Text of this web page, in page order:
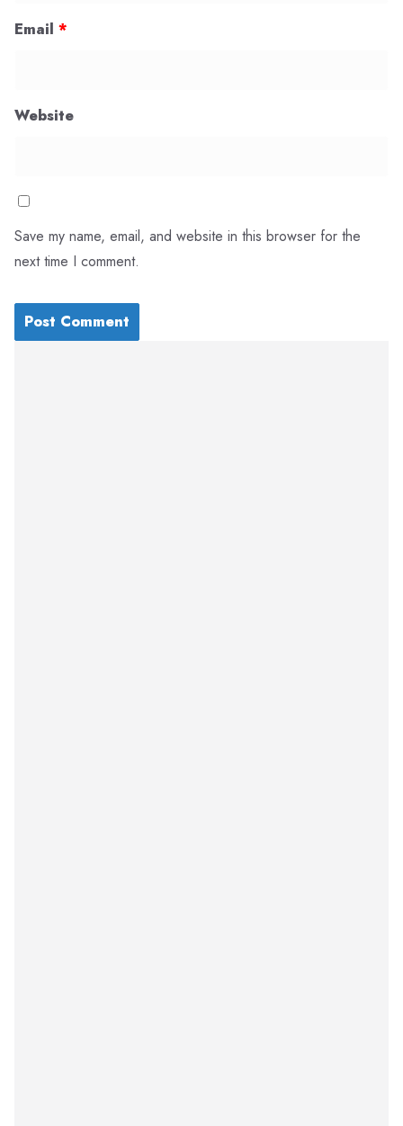
Email *
Website
Save my name, email, and website in this browser for the
next time I comment.